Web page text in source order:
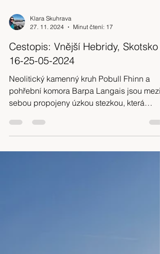
Klara Skuhrava
27. 11. 2024
Cestopis: Vnější Hebridy, Skotsko
16-25-05-2024
Neolitický kamenný kruh Pobull Fhinn a